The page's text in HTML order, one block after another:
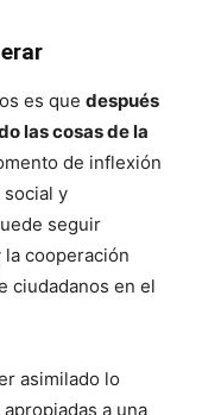
es que después
las cosas de la
de inflexión
y
seguir
cooperación
ciudadanos en el
asimilado lo
a una